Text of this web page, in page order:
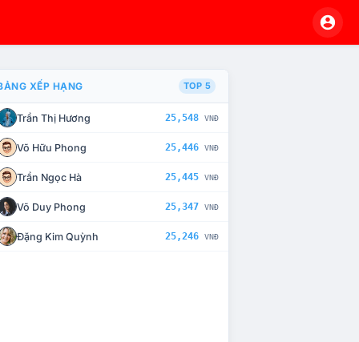
CHẾ TÀI XỬ LÝ VI PHẠM
XẾP HẠNG TOP 5
Trần Thị Hương 25,548 VNĐ
Võ Hữu Phong 25,446 VNĐ
Trần Ngọc Hà 25,445 VNĐ
Võ Duy Phong 25,347 VNĐ
Đặng Kim Quỳnh 25,246 VNĐ